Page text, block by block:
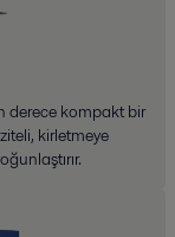
derece kompakt bir
kirletmeye